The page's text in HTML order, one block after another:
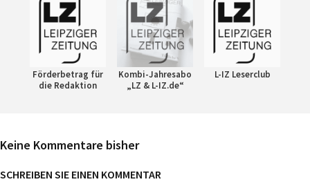
Förderbetrag für
die Redaktion
Kombi-Jahresabo
„LZ & L-IZ.de“
L-IZ Leserclub
Keine Kommentare bisher
SCHREIBEN SIE EINEN KOMMENTAR